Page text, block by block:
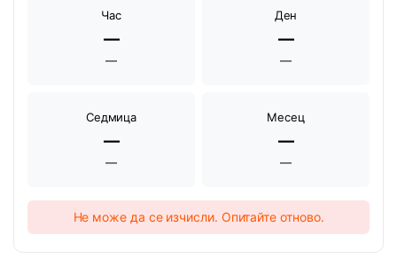
Час
—
—
Ден
—
—
Седмица
—
—
Месец
—
—
Не може да се изчисли. Опитайте отново.